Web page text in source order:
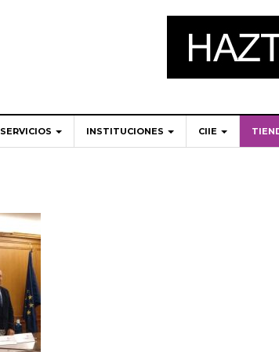
SERVICIOS INSTITUCIONES CIIE